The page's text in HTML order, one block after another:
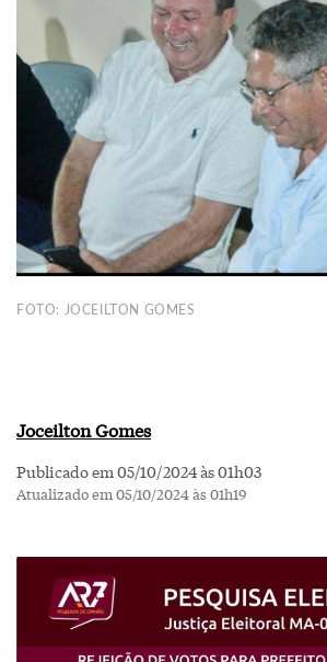
FOTO: JOCEILTON GOMES
Joceilton Gomes
Publicado em 05/10/2024 às 01h03
Atualizado em 05/10/2024 às 01h19